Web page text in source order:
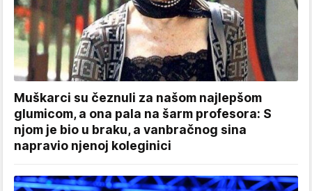
Muškarci su čeznuli za našom najlepšom
glumicom, a ona pala na šarm profesora: S
njom je bio u braku, a vanbračnog sina
napravio njenoj koleginici